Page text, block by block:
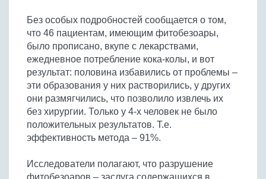
Без особых подробностей сообщается о том,
что 46 пациентам, имеющим фитобезоары,
было прописано, вкупе с лекарствами,
ежедневное потребление кока-колы, и вот
результат: половина избавились от проблемы –
эти образования у них растворились, у других
они размягчились, что позволило извлечь их
без хирургии. Только у 4-х человек не было
положительных результатов. Т.е.
эффективность метода – 91%.
Исследователи полагают, что разрушение
фитобезоаров – заслуга содержащихся в